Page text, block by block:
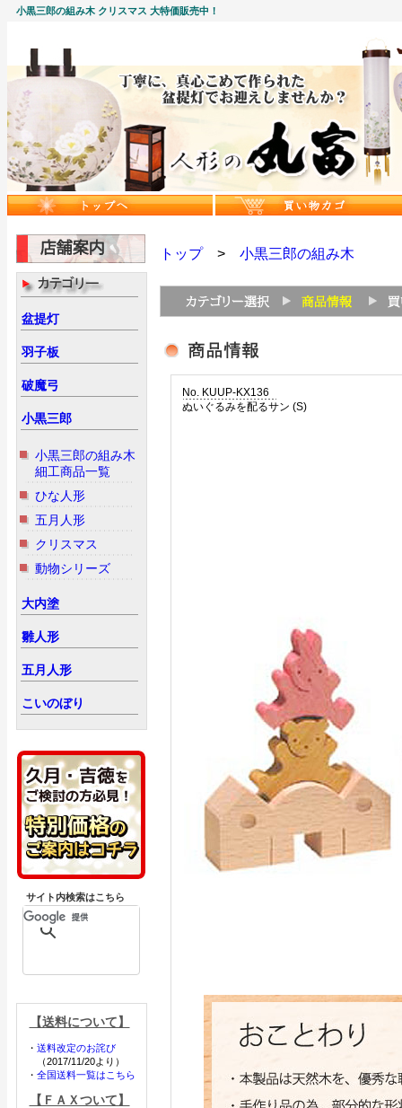
小黒三郎の組み木 クリスマス 大特価販売中！
盆提灯
羽子板
破魔弓
小黒三郎
小黒三郎の組み木
細工商品一覧
ひな人形
五月人形
クリスマス
動物シリーズ
大内塗
雛人形
五月人形
こいのぼり
サイト内検索はこちら
【送料について】
・ 送料改定のお詫び
（2017/11/20より）
・ 全国送料一覧はこちら
【ＦＡＸついて】
トップ> 小黒三郎の組み木
No. KUUP-KX136
ぬいぐるみを配るサン (S)